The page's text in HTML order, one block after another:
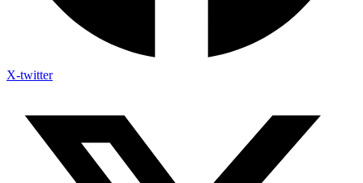
X-twitter